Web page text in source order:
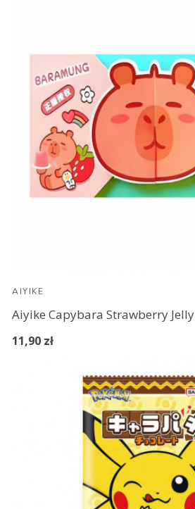
AIYIKE
Aiyike Capybara Strawberry Jelly
11,90 zł